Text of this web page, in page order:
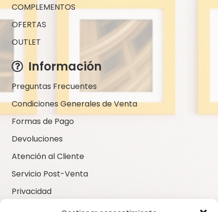
COMPLEMENTOS
OFERTAS
OUTLET
Información
Preguntas Frecuentes
Condiciones Generales de Venta
Formas de Pago
Devoluciones
Atención al Cliente
Servicio Post-Venta
Privacidad